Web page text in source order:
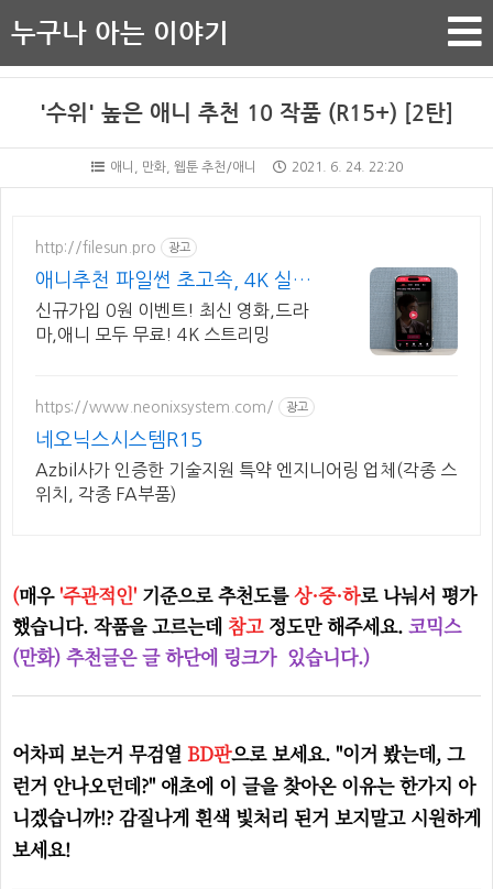
누구나 아는 이야기
'수위' 높은 애니 추천 10 작품 (R15+) [2탄]
애니, 만화, 웹툰 추천/애니 2021. 6. 24. 22:20
http://filesun.pro 광고
애니추천 파일썬 초고속, 4K 실시
간 보기!
신규가입 0원 이벤트! 최신 영화,드라
마,애니 모두 무료! 4K 스트리밍
https://www.neonixsystem.com/ 광고
네오닉스시스템R15
Azbil사가 인증한 기술지원 특약 엔지니어링 업체(각종 스
위치, 각종 FA부품)
(매우'주관적인' 기준으로 추천도를상·중·하로 나눠서 평가
했습니다. 작품을 고르는데 참고 정도만 해주세요. 코믹스
(만화) 추천글은 글 하단에 링크가 있습니다.)
어차피 보는거 무검열 BD판으로 보세요. "이거 봤는데, 그
런거 안나오던데?" 애초에 이 글을 찾아온 이유는 한가지 아
니겠습니까!? 감질나게 흰색 빛처리 된거 보지말고 시원하게
보세요!